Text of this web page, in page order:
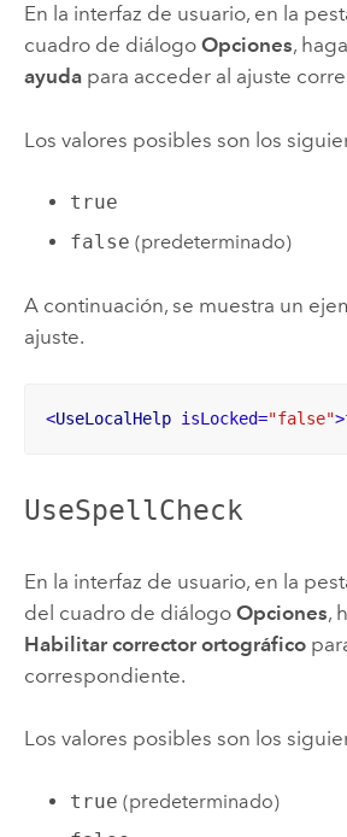
En la interfaz de usuario, en la
cuadro de diálogo Opciones,
ayudapara acceder al ajuste
Los valores posibles son los
true
false (predeterminado)
A continuación, se muestra un
ajuste.
<UseLocalHelp isLocked="false">
UseSpellCheck
En la interfaz de usuario, en la
del cuadro de diálogo Opciones,
Habilitar corrector ortográfico
correspondiente.
Los valores posibles son los
true (predeterminado)